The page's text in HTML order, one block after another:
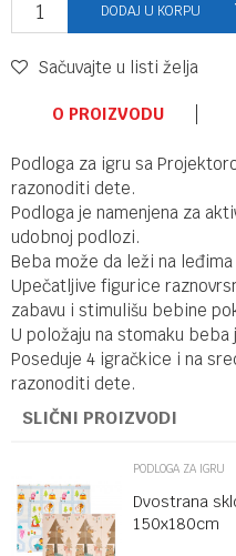
DODAJ U KORPU
Sačuvajte u listi želja
O PROIZVODU
Podloga za igru sa
razonoditi dete.
Podloga je namenjena za
udobnoj podlozi.
Beba može da leži na
Upečatljive figurice
zabavu i stimulišu bebine
U položaju na stomaku
Poseduje 4 igračkice i na
razonoditi dete.
SLIČNI PROIZVODI
PODLOGA ZA IGRU
Dvostrana
150x180cm